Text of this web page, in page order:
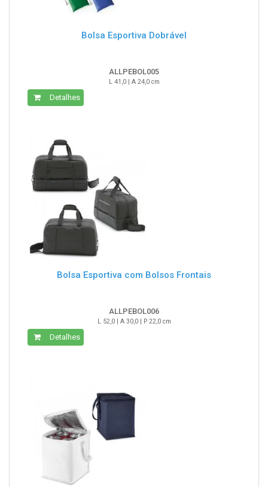
Bolsa Esportiva Dobrável
ALLPEBOL005
L 41,0 | A 24,0 cm
Detalhes
Bolsa Esportiva com Bolsos Frontais
ALLPEBOL006
L 52,0 | A 30,0 | P 22,0 cm
Detalhes